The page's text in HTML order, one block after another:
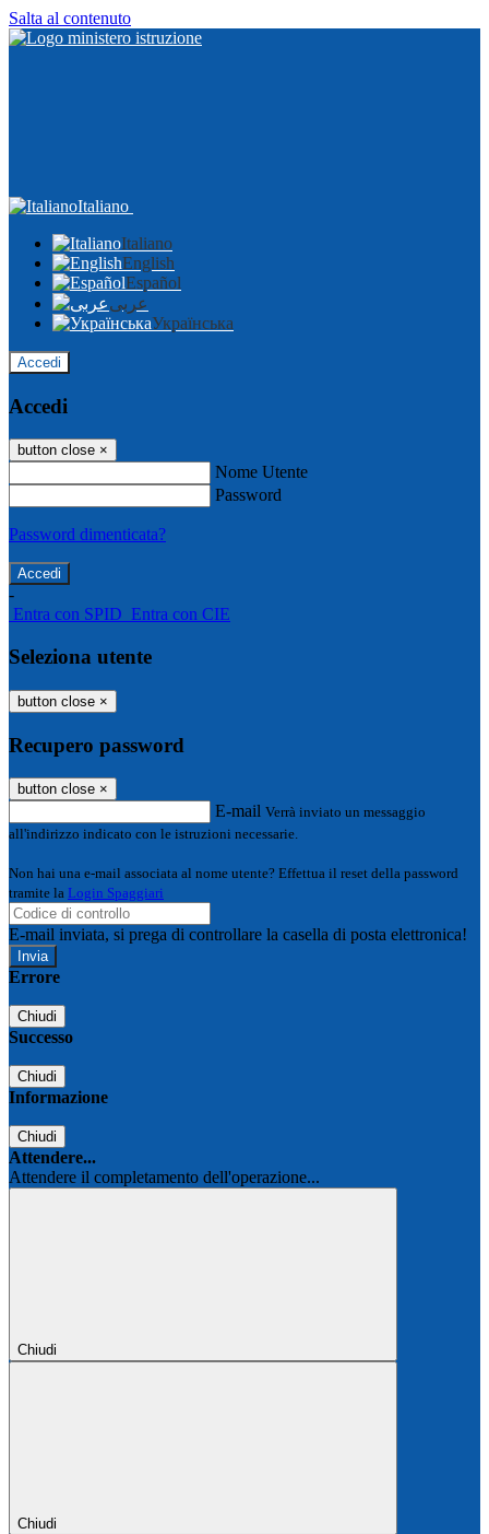
Salta al contenuto
Italiano
Italiano
English
Español
عربى
Українська
Accedi
Accedi
button close ×
Nome Utente
Password
Password dimenticata?
-
Entra con SPID Entra con CIE
Seleziona utente
button close ×
Recupero password
button close ×
E-mail Verrà inviato un messaggio
all'indirizzo indicato con le istruzioni necessarie.
Non hai una e-mail associata al nome utente? Effettua il reset della password
tramite la Login Spaggiari
E-mail inviata, si prega di controllare la casella di posta elettronica!
Errore
Chiudi
Successo
Chiudi
Informazione
Chiudi
Attendere...
Attendere il completamento dell'operazione...
Chiudi
Chiudi